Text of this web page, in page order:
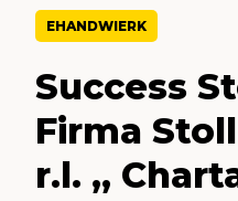
EHANDWIERK
Success
Firma
r.l. „